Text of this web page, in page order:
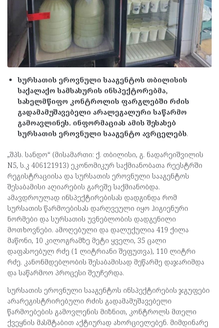
სურსათის ეროვნული სააგენტოს თბილისის
საქალაქო სამსახურის ინსპექტორებმა,
სახელმწიფო კონტროლის ფარგლებში რძის
გადამამუშავებელი არალეგალური საწარმო
გამოავლინეს. ინფორმაციას ამის შესახებ
სურსათის ეროვნული სააგენტო ავრცელებს.
„შპს. სანდო“ (მისამართი: ქ. თბილისი, გ. ნადარეიშვილის
N5, ს.კ 406121913) ეკონომიკურ საქმიანობათა რეესტრში
რეგისტრაციისა და სურსათის ეროვნული სააგენტოს
შესაბამისი აღიარების გარეშე საქმიანობდა.
ამავდროულად ინსპექტირებისას დადგინდა რომ
სურსათის წარმოებისას დარღვეული იყო ჰიგიენური
ნორმები და სურსათის უვნებლობის დადგენილი
მოთხოვნები. ამოღებული და დალუქულია 419 ქილა
მაწონი, 10 კილოგრამზე მეტი ყველი, 35 ცალი
დაფასოებულ რძე (1 ლიტრიანი შეფუთვა), 110 ლიტრი
რძე. კანონმდებლობის შესაბამისად მეწარმე დაჯარიმდა
და საწარმოო პროცესი შეუჩერდა.
სურსათის ეროვნული სააგენტოს ინსპექტირების ჯგუფები
არარეგისტრირებული რძის გადამამუშავებელი
წარმოებების გამოვლენის მიზნით, კონტროლს მთელი
ქვეყნის მასშტაბით აქტიურად ახორციელებენ. მიმდინარე